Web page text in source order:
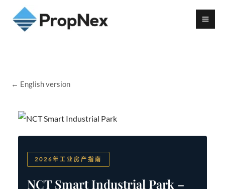
← English version
2026年工业房产指南
NCT Smart Industrial Park –